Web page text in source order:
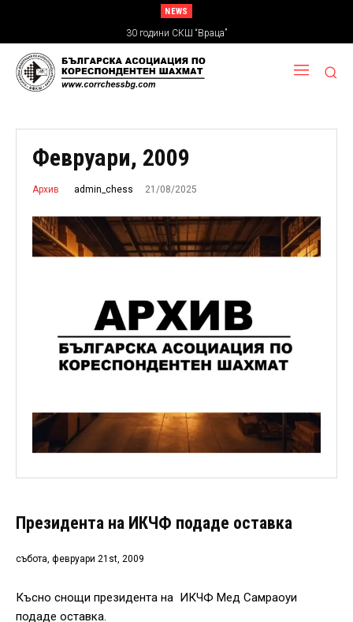
NEWS
30 години СКШ “Враца”
Февруари, 2009
Архив admin_chess 21/08/2025
Президента на ИКЧФ подаде оставка
събота, февруари 21st, 2009
Късно снощи президента на ИКЧФ Мед Самраоуи
подаде оставка.